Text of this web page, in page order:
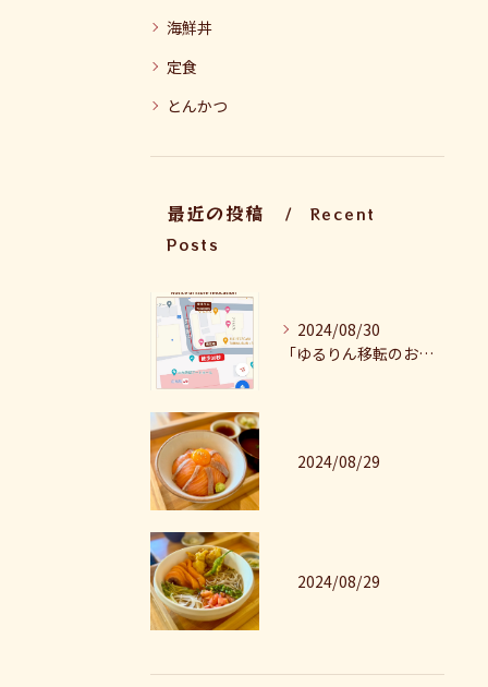
海鮮丼
定食
とんかつ
最近の投稿
Recent
Posts
2024/08/30
「ゆるりん移転のお知らせ」
2024/08/29
2024/08/29